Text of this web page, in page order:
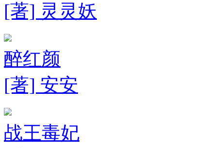
[著] 灵灵妖
醉红颜
[著] 安安
战王毒妃